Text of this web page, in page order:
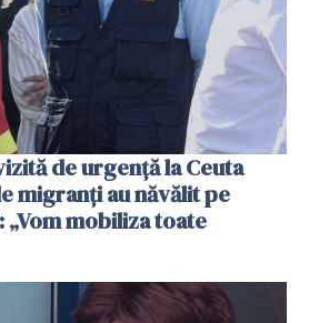
de urgență la Ceuta
migranți au năvălit pe
mobiliza toate